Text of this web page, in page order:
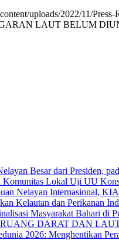
uploads/2022/11/Press-
LAUT BELUM
Besar dari Presiden,
Komunitas Lokal Uji UU
Nelayan Internasional,
Kelautan dan Perikanan
Masyarakat Bahari di
DARAT DAN LAUT
2026: Menghentikan